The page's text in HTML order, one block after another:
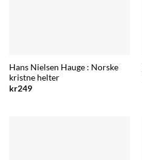
Hans Nielsen Hauge : Norske
kristne helter
kr249